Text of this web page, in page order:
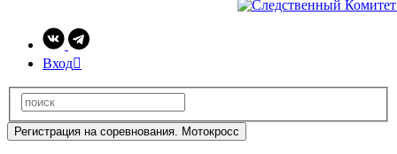
Вход
Регистрация на соревнования. Мотокросс